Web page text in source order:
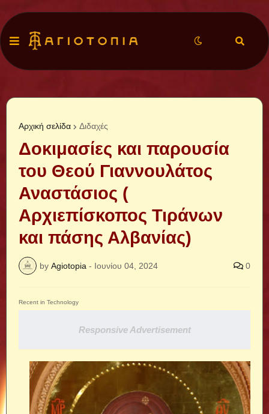
Αρχική σελίδα Διδαχές
Δοκιμασίες και παρουσία
του Θεού Γιαννουλάτος
Αναστάσιος (
Αρχιεπίσκοπος Τιράνων
και πάσης Αλβανίας)
by Agiotopia - Ιουνίου 04, 2024 0
Recent in Technology
Responsive Advertisement